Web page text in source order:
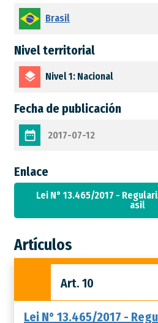
Brasil
Nivel territorial
Nivel 1: Nacional
Fecha de publicación
2017-07-12
Enlace
Lei N° 13.465/2017 -
asil
Artículos
Art. 10
Lei N° 13.465/2017 -